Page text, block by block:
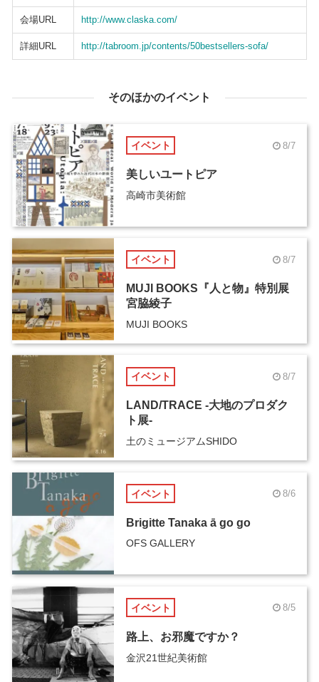
会場URL http://www.claska.com/
詳細URL http://tabroom.jp/contents/50bestsellers-sofa/
そのほかのイベント
イベント 8/7
美しいユートピア
高崎市美術館
イベント 8/7
MUJI BOOKS『人と物』特別展
宮脇綾子
MUJI BOOKS
イベント 8/7
LAND/TRACE -大地のプロダク
ト展-
土のミュージアムSHIDO
イベント 8/6
Brigitte Tanaka ā go go
OFS GALLERY
イベント 8/5
路上、お邪魔ですか？
金沢21世紀美術館